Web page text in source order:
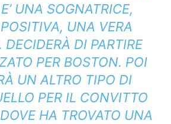
E’ UNA SOGNATRICE,
UNA VERA
DECIDERÀ DI PARTIRE
PER BOSTON. POI
UN ALTRO TIPO DI
PER IL CONVITTO
HA TROVATO UNA